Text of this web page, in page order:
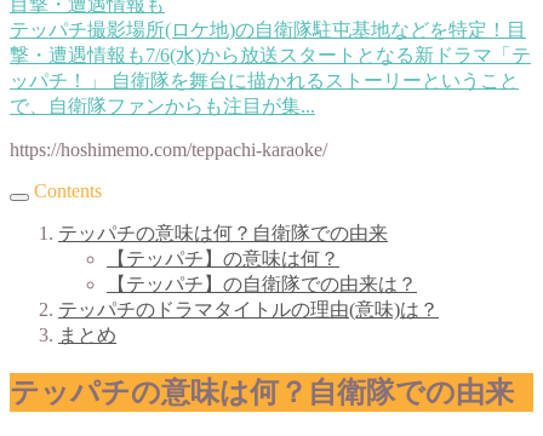
テッパチ撮影場所(ロケ地)の自衛隊駐屯基地などを特定！目
撃・遭遇情報も7/6(水)から放送スタートとなる新ドラマ「テ
ッパチ！」 自衛隊を舞台に描かれるストーリーということ
で、自衛隊ファンからも注目が集...
https://hoshimemo.com/teppachi-karaoke/
Contents
テッパチの意味は何？自衛隊での由来
【テッパチ】の意味は何？
【テッパチ】の自衛隊での由来は？
テッパチのドラマタイトルの理由(意味)は？
まとめ
テッパチの意味は何？自衛隊での由来